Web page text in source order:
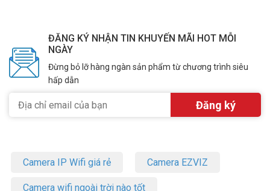
ĐĂNG KÝ NHẬN TIN KHUYẾN MÃI HOT MỖI
NGÀY
Đừng bỏ lỡ hàng ngàn sản phẩm từ chương trình siêu
hấp dẫn
Camera IP Wifi giá rẻ Camera EZVIZ
Camera wifi ngoài trời nào tốt